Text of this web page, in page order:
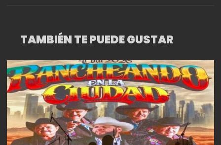
TAMBIÉN TE PUEDE GUSTAR